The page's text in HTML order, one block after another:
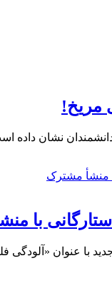
مریخ!
میلیارد سال پیش موجودات فضایی در
با
با عنوان